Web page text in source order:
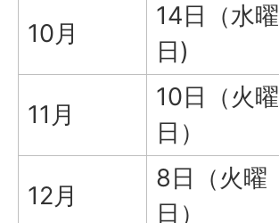
10月
14日（水曜
日)
11月
10日（火曜
日）
12月
8日（火曜
日）